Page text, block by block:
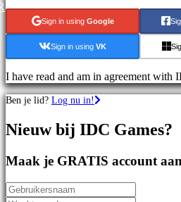
Adventuregames
MMO-
games
RPG-
Sportspellen
Schietspellen
Racing
Casual
Indie
Simulation
games
Sign in using Google
Sign in using VK
I have read and am in agreement with
Ben je lid? Log nu in!
Nieuw bij IDC Games?
Maak je GRATIS account